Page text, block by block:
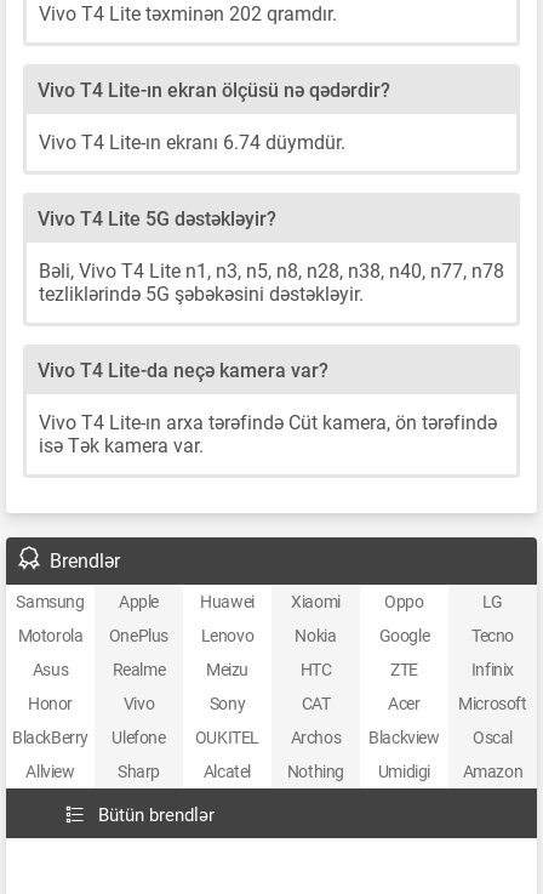
Vivo T4 Lite təxminən 202 qramdır.
Vivo T4 Lite-ın ekran ölçüsü nə qədərdir?
Vivo T4 Lite-ın ekranı 6.74 düymdür.
Vivo T4 Lite 5G dəstəkləyir?
Bəli, Vivo T4 Lite n1, n3, n5, n8, n28, n38, n40, n77, n78
tezliklərində 5G şəbəkəsini dəstəkləyir.
Vivo T4 Lite-da neçə kamera var?
Vivo T4 Lite-ın arxa tərəfində Cüt kamera, ön tərəfində
isə Tək kamera var.
Brendlər
Samsung Apple Huawei Xiaomi Oppo
LG
Motorola
OnePlus Lenovo Nokia Google
Tecno
Asus
Realme Meizu HTC ZTE
Infinix
Honor
Vivo Sony CAT Acer
Microsoft
BlackBerry
Ulefone OUKITEL Archos Blackview
Oscal
Allview
Sharp Alcatel Nothing Umidigi Amazon
Bütün brendlər